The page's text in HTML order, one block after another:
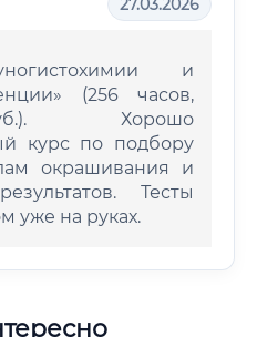
27.03.2026
и
(256 часов,
Хорошо
курс по подбору
окрашивания и
Тесты
уже на руках.